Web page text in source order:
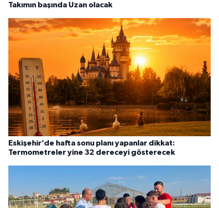
Takımın başında Uzan olacak
Eskişehir’de hafta sonu planı yapanlar dikkat:
Termometreler yine 32 dereceyi gösterecek